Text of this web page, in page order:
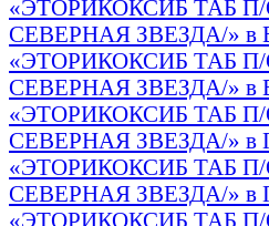
«ЭТОРИКОКСИБ ТАБ
СЕВЕРНАЯ ЗВЕЗДА/» в
«ЭТОРИКОКСИБ ТАБ
СЕВЕРНАЯ ЗВЕЗДА/» в
«ЭТОРИКОКСИБ ТАБ
СЕВЕРНАЯ ЗВЕЗДА/» в
«ЭТОРИКОКСИБ ТАБ
СЕВЕРНАЯ ЗВЕЗДА/» в
«ЭТОРИКОКСИБ ТАБ